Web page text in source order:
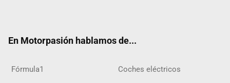
En Motorpasión hablamos de...
Fórmula1 Coches eléctricos